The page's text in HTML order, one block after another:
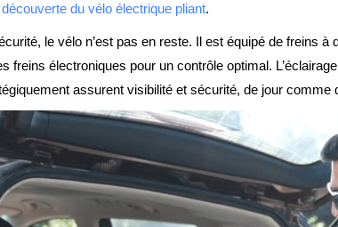
du vélo électrique pliant.
le vélo n’est pas en reste. Il est équipé de freins à
freins électroniques pour un contrôle optimal.
assurent visibilité et sécurité, de jour comme